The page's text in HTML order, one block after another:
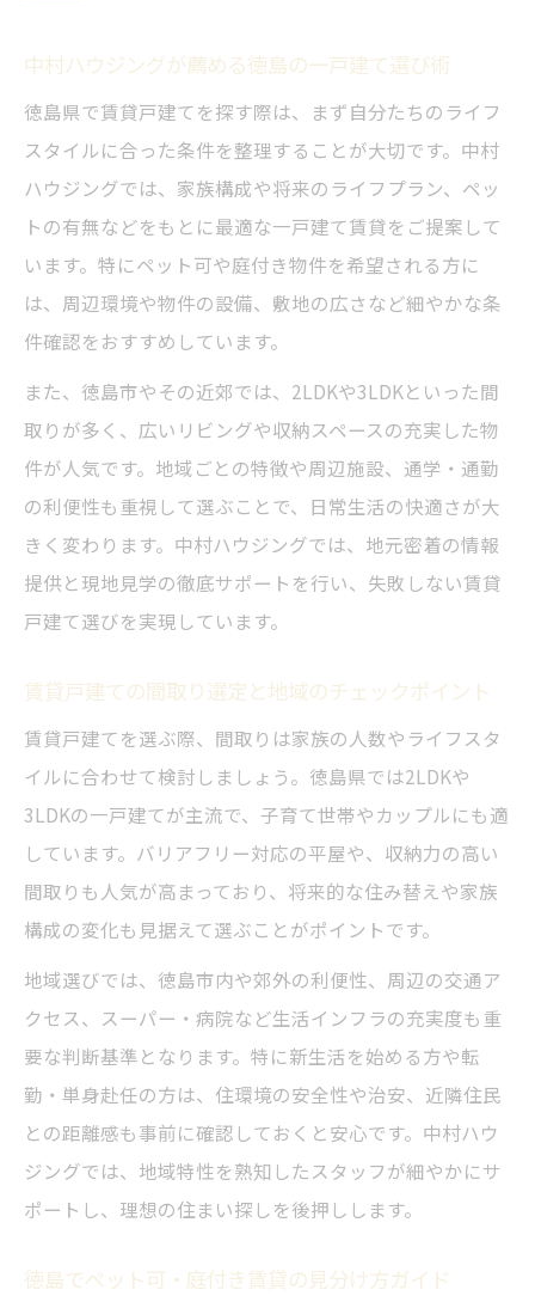
徳島市内一戸建て賃貸の最新動向と探し方
ペット可物件が豊富な生活の魅力とは
中村ハウジングで叶うペット可賃貸戸建て
の魅力
徳島でペットと暮らす賃貸一軒家の選び方
は
徳島のペット可一戸建てで安心生活のコツ
中村ハウジング厳選平屋賃貸のおすすめポ
イント
徳島の平屋一戸建てでバリアフリーな暮ら
し
平屋賃貸物件を選ぶ際の注意点と比較方法
徳島県で平屋賃貸の人気が高い理由を解説
中村ハウジング厳選の賃貸戸建て特集
徳島で選ぶ中村ハウジングの賃貸戸建て特
集
庭付きやペット可物件など多彩な賃貸紹介
家族で安心して住める賃貸戸建ての特徴と
は
庭付き一軒家で広々暮らすポイント紹介
中村ハウジングで探す庭付き賃貸一戸建て
徳島で人気の広々ガーデン付き物件の魅力
中村ハウジングが薦める徳島の一戸建て選び術
徳島県で賃貸戸建てを探す際は、まず自分たちのライフ
スタイルに合った条件を整理することが大切です。中村
ハウジングでは、家族構成や将来のライフプラン、ペッ
トの有無などをもとに最適な一戸建て賃貸をご提案して
います。特にペット可や庭付き物件を希望される方に
は、周辺環境や物件の設備、敷地の広さなど細やかな条
件確認をおすすめしています。
また、徳島市やその近郊では、2LDKや3LDKといった間
取りが多く、広いリビングや収納スペースの充実した物
件が人気です。地域ごとの特徴や周辺施設、通学・通勤
の利便性も重視して選ぶことで、日常生活の快適さが大
きく変わります。中村ハウジングでは、地元密着の情報
提供と現地見学の徹底サポートを行い、失敗しない賃貸
戸建て選びを実現しています。
賃貸戸建ての間取り選定と地域のチェックポイント
賃貸戸建てを選ぶ際、間取りは家族の人数やライフスタ
イルに合わせて検討しましょう。徳島県では2LDKや
3LDKの一戸建てが主流で、子育て世帯やカップルにも適
しています。バリアフリー対応の平屋や、収納力の高い
間取りも人気が高まっており、将来的な住み替えや家族
構成の変化も見据えて選ぶことがポイントです。
地域選びでは、徳島市内や郊外の利便性、周辺の交通ア
クセス、スーパー・病院など生活インフラの充実度も重
要な判断基準となります。特に新生活を始める方や転
勤・単身赴任の方は、住環境の安全性や治安、近隣住民
との距離感も事前に確認しておくと安心です。中村ハウ
ジングでは、地域特性を熟知したスタッフが細やかにサ
ポートし、理想の住まい探しを後押しします。
徳島でペット可・庭付き賃貸の見分け方ガイド